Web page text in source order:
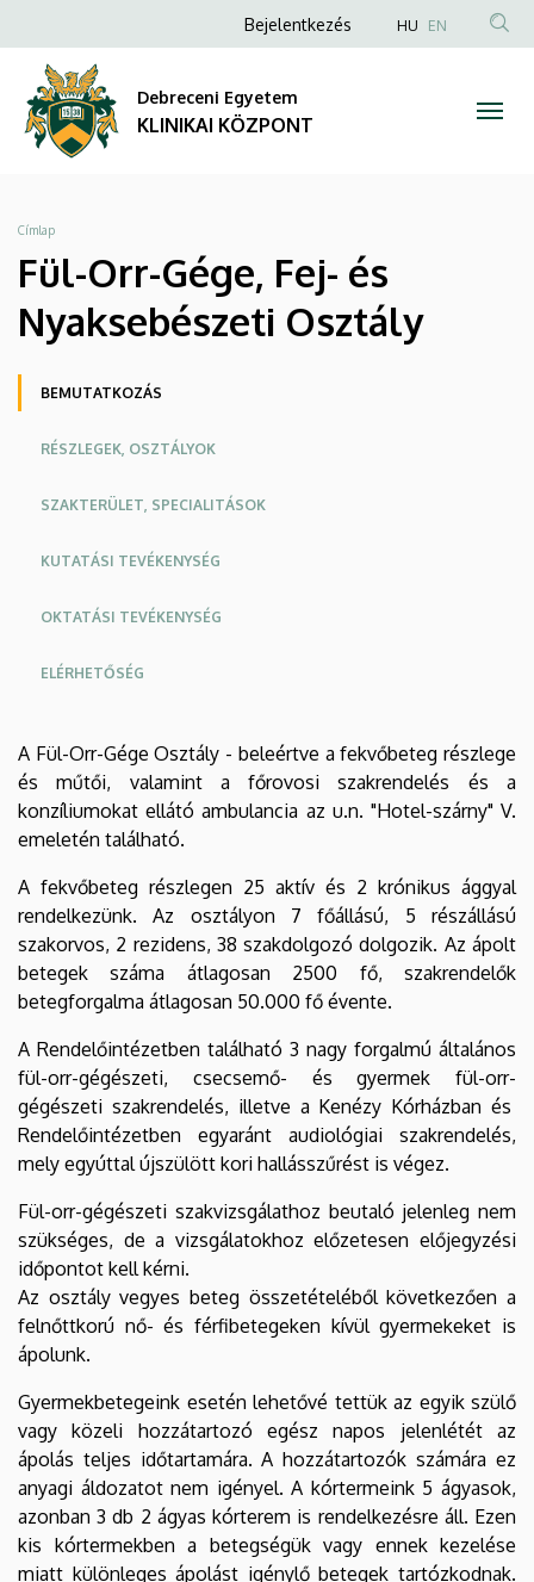
Orr-
Gége,
és
Nyaksebészeti
Osztály
KLINIKAI
KÖZPONT
a
tartalomra
Anonim
fiók
menüje
Bejelentkezés HU EN
Debreceni Egyetem
KLINIKAI KÖZPONT
Morzsa
Címlap
Fül-Orr-Gége, Fej- és
Nyaksebészeti Osztály
Oldalmenü
BEMUTATKOZÁS
RÉSZLEGEK, OSZTÁLYOK
SZAKTERÜLET, SPECIALITÁSOK
KUTATÁSI TEVÉKENYSÉG
OKTATÁSI TEVÉKENYSÉG
ELÉRHETŐSÉG
Oldalmenu
KEK
Angol
A Fül-Orr-Gége Osztály - beleértve a fekvőbeteg részlege
és műtői, valamint a főrovosi szakrendelés és a
konzíliumokat ellátó ambulancia az u.n. "Hotel-szárny" V.
emeletén található.
A fekvőbeteg részlegen 25 aktív és 2 krónikus ággyal
rendelkezünk. Az osztályon 7 főállású, 5 részállású
szakorvos, 2 rezidens, 38 szakdolgozó dolgozik. Az ápolt
betegek száma átlagosan 2500 fő, szakrendelők
betegforgalma átlagosan 50.000 fő évente.
A Rendelőintézetben található 3 nagy forgalmú általános
fül-orr-gégészeti, csecsemő- és gyermek fül-orr-
gégészeti szakrendelés, illetve a Kenézy Kórházban és
Rendelőintézetben egyaránt audiológiai szakrendelés,
mely egyúttal újszülött kori hallásszűrést is végez.
Fül-orr-gégészeti szakvizsgálathoz beutaló jelenleg nem
szükséges, de a vizsgálatokhoz előzetesen előjegyzési
időpontot kell kérni.
Az osztály vegyes beteg összetételéből következően a
felnőttkorú nő- és férfibetegeken kívül gyermekeket is
ápolunk.
Gyermekbetegeink esetén lehetővé tettük az egyik szülő
vagy közeli hozzátartozó egész napos jelenlétét az
ápolás teljes időtartamára. A hozzátartozók számára ez
anyagi áldozatot nem igényel. A kórtermeink 5 ágyasok,
azonban 3 db 2 ágyas kórterem is rendelkezésre áll. Ezen
kis kórtermekben a betegségük vagy ennek kezelése
miatt különleges ápolást igénylő betegek tartózkodnak.